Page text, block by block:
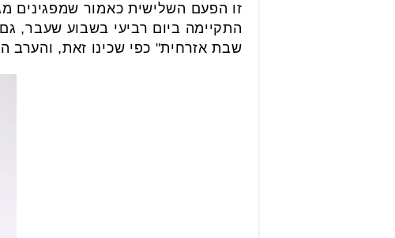
זו הפעם השלישית כאמור שמפגינים
התקיימה ביום רביעי בשבוע שעבר,
שבת אזרחית" כפי שכינו זאת, והערב